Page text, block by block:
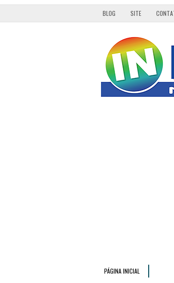
BLOG SITE
PÁGINA INICIAL